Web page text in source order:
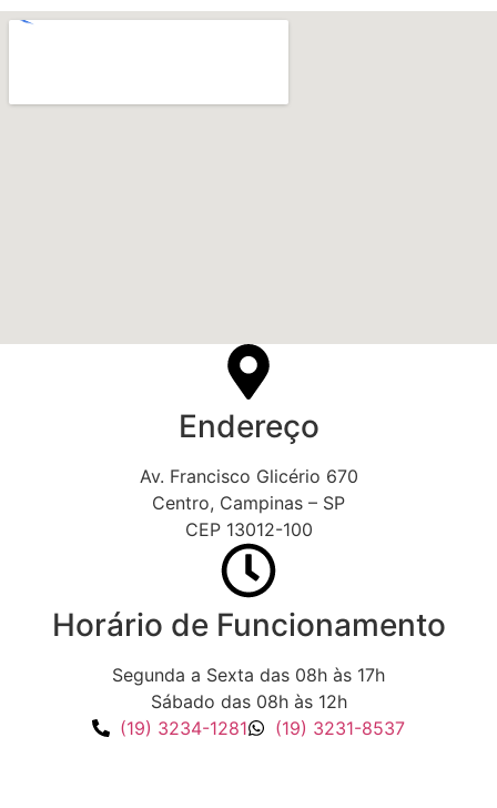
Endereço
Av. Francisco Glicério 670
Centro, Campinas – SP
CEP 13012-100
Horário de Funcionamento
Segunda a Sexta das 08h às 17h
Sábado das 08h às 12h
(19) 3234-1281
(19) 3231-8537